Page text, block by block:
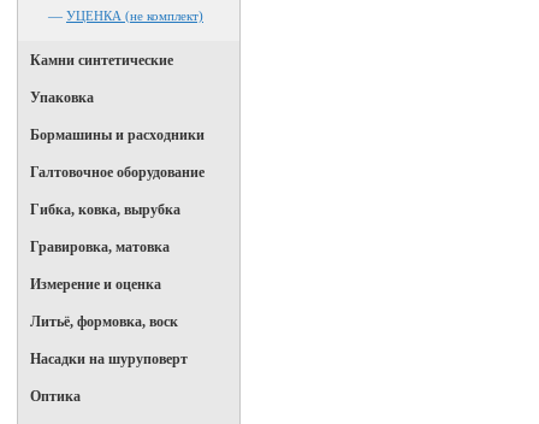
— УЦЕНКА (не комплект)
Камни синтетические
Упаковка
Бормашины и расходники
Галтовочное оборудование
Гибка, ковка, вырубка
Гравировка, матовка
Измерение и оценка
Литьё, формовка, воск
Насадки на шуруповерт
Оптика